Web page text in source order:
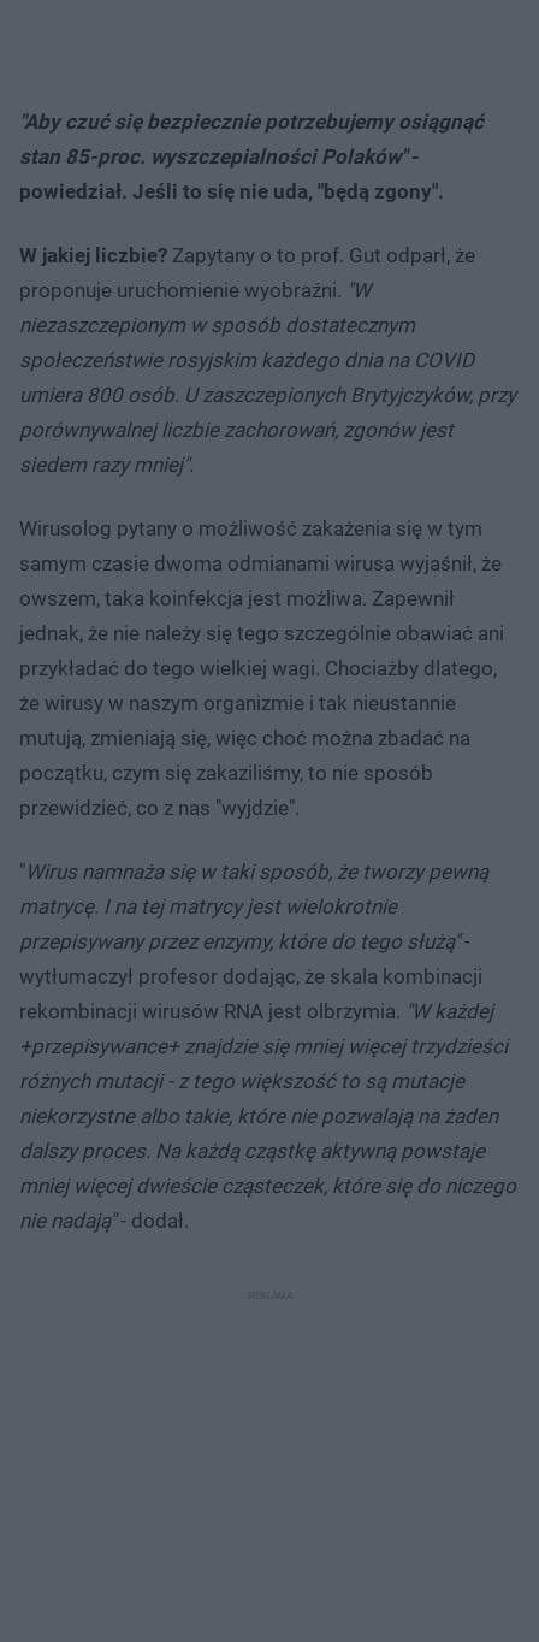
"Aby czuć się bezpiecznie potrzebujemy osiągnąć
stan 85-proc. wyszczepialności Polaków"-
powiedział. Jeśli to się nie uda, "będą zgony".
W jakiej liczbie? Zapytany o to prof. Gut odparł, że
proponuje uruchomienie wyobraźni. "W
niezaszczepionym w sposób dostatecznym
społeczeństwie rosyjskim każdego dnia na COVID
umiera 800 osób. U zaszczepionych Brytyjczyków, przy
porównywalnej liczbie zachorowań, zgonów jest
siedem razy mniej".
Wirusolog pytany o możliwość zakażenia się w tym
samym czasie dwoma odmianami wirusa wyjaśnił, że
owszem, taka koinfekcja jest możliwa. Zapewnił
jednak, że nie należy się tego szczególnie obawiać ani
przykładać do tego wielkiej wagi. Chociażby dlatego,
że wirusy w naszym organizmie i tak nieustannie
mutują, zmieniają się, więc choć można zbadać na
początku, czym się zakaziliśmy, to nie sposób
przewidzieć, co z nas "wyjdzie".
"Wirus namnaża się w taki sposób, że tworzy pewną
matrycę. I na tej matrycy jest wielokrotnie
przepisywany przez enzymy, które do tego służą"-
wytłumaczył profesor dodając, że skala kombinacji
rekombinacji wirusów RNA jest olbrzymia. "W każdej
+przepisywance+ znajdzie się mniej więcej trzydzieści
różnych mutacji - z tego większość to są mutacje
niekorzystne albo takie, które nie pozwalają na żaden
dalszy proces. Na każdą cząstkę aktywną powstaje
mniej więcej dwieście cząsteczek, które się do niczego
nie nadają"- dodał.